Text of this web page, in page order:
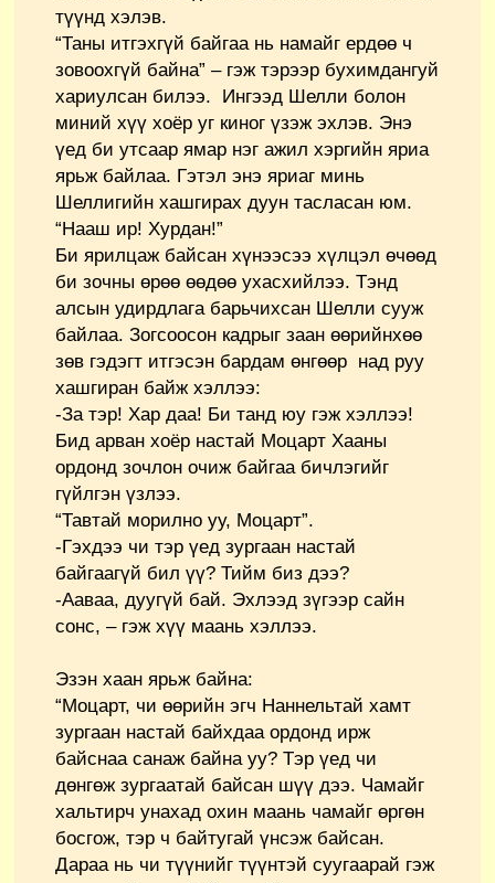
түүнд хэлэв.
“Таны итгэхгүй байгаа нь намайг ердөө ч
зовоохгүй байна” – гэж тэрээр бухимдангуй
хариулсан билээ. Ингээд Шелли болон
миний хүү хоёр уг киног үзэж эхлэв. Энэ
үед би утсаар ямар нэг ажил хэргийн яриа
ярьж байлаа. Гэтэл энэ яриаг минь
Шеллигийн хашгирах дуун тасласан юм.
“Нааш ир! Хурдан!”
Би ярилцаж байсан хүнээсээ хүлцэл өчөөд
би зочны өрөө өөдөө ухасхийлээ. Тэнд
алсын удирдлага барьчихсан Шелли сууж
байлаа. Зогсоосон кадрыг заан өөрийнхөө
зөв гэдэгт итгэсэн бардам өнгөөр над руу
хашгиран байж хэллээ:
-За тэр! Хар даа! Би танд юу гэж хэллээ!
Бид арван хоёр настай Моцарт Хааны
ордонд зочлон очиж байгаа бичлэгийг
гүйлгэн үзлээ.
“Тавтай морилно уу, Моцарт”.
-Гэхдээ чи тэр үед зургаан настай
байгаагүй бил үү? Тийм биз дээ?
-Ааваа, дуугүй бай. Эхлээд зүгээр сайн
сонс, – гэж хүү маань хэллээ.
Эзэн хаан ярьж байна:
“Моцарт, чи өөрийн эгч Наннельтай хамт
зургаан настай байхдаа ордонд ирж
байснаа санаж байна уу? Тэр үед чи
дөнгөж зургаатай байсан шүү дээ. Чамайг
хальтирч унахад охин маань чамайг өргөн
босгож, тэр ч байтугай үнсэж байсан.
Дараа нь чи түүнийг түүнтэй суугаарай гэж